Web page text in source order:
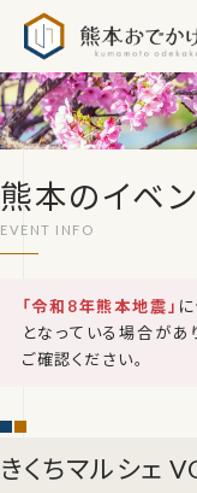
熊本のイベ
「令和8年熊本地震」
となっている場合があ
ご確認ください。
きくちマルシェ